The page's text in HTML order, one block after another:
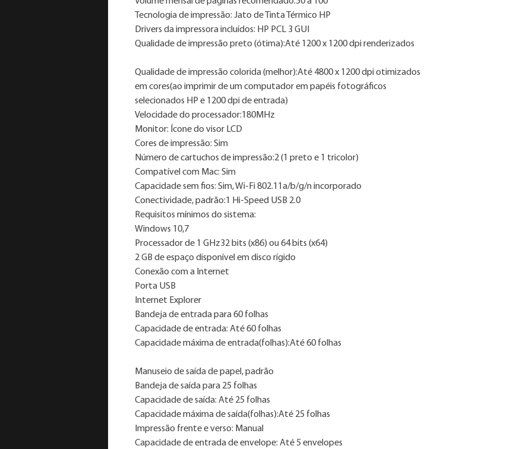
Tecnologia de impressão: Jato de Tinta Térmico HP
Drivers da impressora incluídos: HP PCL 3 GUI
Qualidade de impressão preto (ótima):Até 1200 x 1200 dpi renderizados
Qualidade de impressão colorida (melhor):Até 4800 x 1200 dpi otimizados
em cores(ao imprimir de um computador em papéis fotográficos
selecionados HP e 1200 dpi de entrada)
Velocidade do processador:180MHz
Monitor: Ícone do visor LCD
Cores de impressão: Sim
Número de cartuchos de impressão:2 (1 preto e 1 tricolor)
Compatível com Mac: Sim
Capacidade sem fios: Sim, Wi-Fi 802.11a/b/g/n incorporado
Conectividade, padrão:1 Hi-Speed USB 2.0
Requisitos mínimos do sistema:
Windows 10,7
Processador de 1 GHz32 bits (x86) ou 64 bits (x64)
2 GB de espaço disponível em disco rígido
Conexão com a Internet
Porta USB
Internet Explorer
Bandeja de entrada para 60 folhas
Capacidade de entrada: Até 60 folhas
Capacidade máxima de entrada(folhas):Até 60 folhas
Manuseio de saída de papel, padrão
Bandeja de saída para 25 folhas
Capacidade de saída: Até 25 folhas
Capacidade máxima de saída(folhas):Até 25 folhas
Impressão frente e verso: Manual
Capacidade de entrada de envelope: Até 5 envelopes